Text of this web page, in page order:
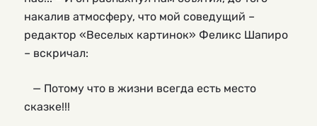
накалив атмосферу, что мой соведущий –
редактор «Веселых картинок» Феликс Шапиро
– вскричал:
— Потому что в жизни всегда есть место
сказке!!!